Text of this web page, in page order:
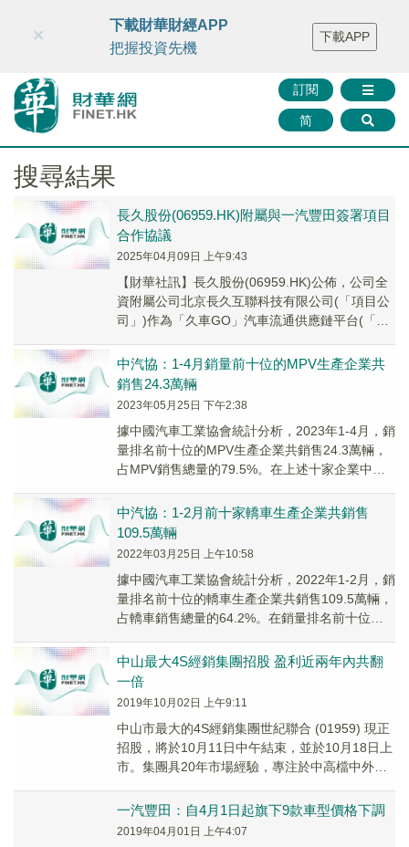
財華智庫網 FINTV FINMETA 財華證券 媒體矩陣
智庫沙龍
聯絡我們
訂閱
简
×
下載財華財經APP
把握投資先機
下載APP
搜尋結果
長久股份(06959.HK)附屬與一汽豐田簽署項目
合作協議
2025年04月09日 上午9:43
【財華社訊】長久股份(06959.HK)公佈，公司全
資附屬公司北京長久互聯科技有限公司(「項目公
司」)作為「久車GO」汽車流通供應鏈平台(「久
中汽協：1-4月銷量前十位的MPV生產企業共
銷售24.3萬輛
2023年05月25日 下午2:38
據中國汽車工業協會統計分析，2023年1-4月，銷
量排名前十位的MPV生產企業共銷售24.3萬輛，
占MPV銷售總量的79.5%。在上述十家企業中，
中汽協：1-2月前十家轎車生產企業共銷售
109.5萬輛
2022年03月25日 上午10:58
據中國汽車工業協會統計分析，2022年1-2月，銷
量排名前十位的轎車生產企業共銷售109.5萬輛，
占轎車銷售總量的64.2%。在銷量排名前十位的
中山最大4S經銷集團招股 盈利近兩年內共翻
一倍
2019年10月02日 上午9:11
中山市最大的4S經銷集團世紀聯合 (01959) 現正
招股，將於10月11日中午結束，並於10月18日上
市。集團具20年市場經驗，專注於中高檔中外合
一汽豐田：自4月1日起旗下9款車型價格下調
2019年04月01日 上午4:07